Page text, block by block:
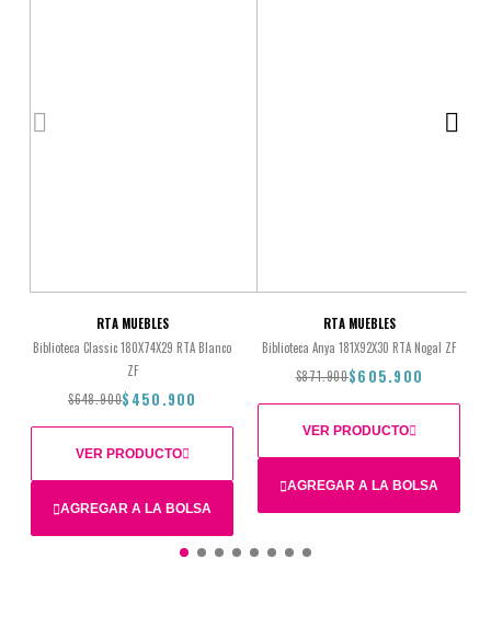
RTA MUEBLES
Biblioteca Classic 180X74X29 RTA Blanco
ZF
$648.900$450.900
AGREGAR A LA BOLSA
VER PRODUCTO
RTA MUEBLES
Biblioteca Anya 181X92X30 RTA Nogal ZF
$871.900$605.900
AGREGAR A LA BOLSA
VER PRODUCTO